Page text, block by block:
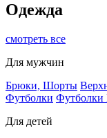
Одежда
смотреть все
Для мужчин
Брюки, Шорты
Футболки
Для детей